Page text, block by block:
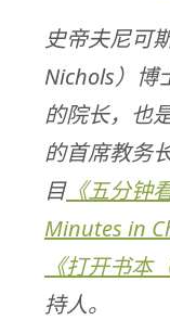
史帝夫尼可
Nichols）博
的院长，也
的首席教务
目《五分钟
Minutes in
《打开书本
持人。